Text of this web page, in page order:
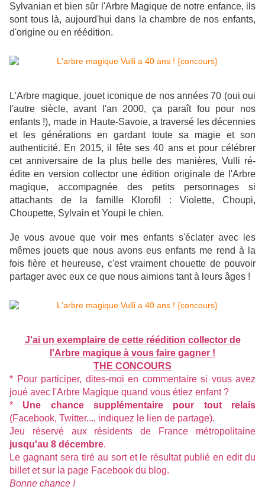
Sylvanian et bien sûr l'Arbre Magique de notre enfance, ils
sont tous là, aujourd'hui dans la chambre de nos enfants,
d'origine ou en réédition.
L'Arbre magique, jouet iconique de nos années 70 (oui oui
l'autre siècle, avant l'an 2000, ça paraît fou pour nos
enfants !), made in Haute-Savoie, a traversé les décennies
et les générations en gardant toute sa magie et son
authenticité. En 2015, il fête ses 40 ans et pour célébrer
cet anniversaire de la plus belle des manières, Vulli ré-
édite en version collector une édition originale de l'Arbre
magique, accompagnée des petits personnages si
attachants de la famille Klorofil : Violette, Choupi,
Choupette, Sylvain et Youpi le chien.
Je vous avoue que voir mes enfants s'éclater avec les
mêmes jouets que nous avons eus enfants me rend à la
fois fière et heureuse, c'est vraiment chouette de pouvoir
partager avec eux ce que nous aimions tant à leurs âges !
J'ai un exemplaire de cette réédition collector de
l'Arbre magique à vous faire gagner !
THE CONCOURS
* Pour participer, dites-moi en commentaire si vous avez
joué avec l'Arbre Magique quand vous étiez enfant ?
* Une chance supplémentaire pour tout relais
(Facebook, Twitter..., indiquez le lien de partage).
Jeu réservé aux résidents de France métropolitaine
jusqu'au 8 décembre.
Le gagnant sera tiré au sort et le résultat publié en edit du
billet et sur la page Facebook du blog.
Bonne chance !